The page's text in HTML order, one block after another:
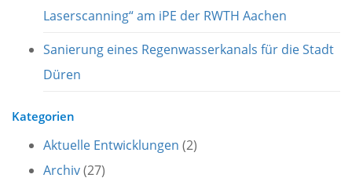
Laserscanning“ am iPE der RWTH Aachen
Sanierung eines Regenwasserkanals für die Stadt
Düren
Kategorien
Aktuelle Entwicklungen (2)
Archiv(27)